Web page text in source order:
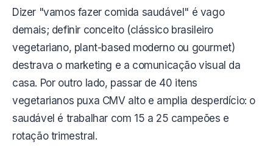
Dizer "vamos fazer comida saudável" é vago
demais; definir conceito (clássico brasileiro
vegetariano, plant-based moderno ou gourmet)
destrava o marketing e a comunicação visual da
casa. Por outro lado, passar de 40 itens
vegetarianos puxa CMV alto e amplia desperdício: o
saudável é trabalhar com 15 a 25 campeões e
rotação trimestral.